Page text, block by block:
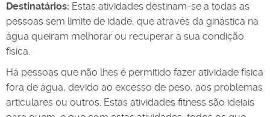
Destinatários: Estas atividades destinam-se a todas as
pessoas sem limite de idade, que através da ginástica na
água queiram melhorar ou recuperar a sua condição
física.
Há pessoas que não lhes é permitido fazer atividade física
fora de água, devido ao excesso de peso, aos problemas
articulares ou outros. Estas atividades fitness são ideiais